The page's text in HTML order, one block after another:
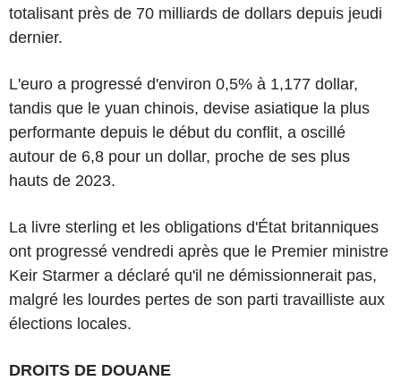
totalisant près de 70 milliards de dollars depuis jeudi
dernier.
L'euro a progressé d'environ 0,5% à 1,177 dollar,
tandis que le yuan chinois, devise asiatique la plus
performante depuis le début du conflit, a oscillé
autour de 6,8 pour un dollar, proche de ses plus
hauts de 2023.
La livre sterling et les obligations d'État britanniques
ont progressé vendredi après que le Premier ministre
Keir Starmer a déclaré qu'il ne démissionnerait pas,
malgré les lourdes pertes de son parti travailliste aux
élections locales.
DROITS DE DOUANE